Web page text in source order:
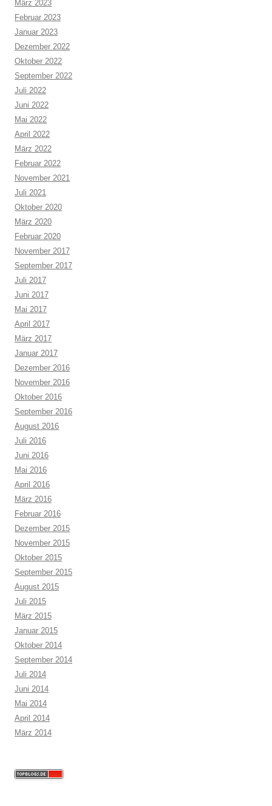
März 2023
Februar 2023
Januar 2023
Dezember 2022
Oktober 2022
September 2022
Juli 2022
Juni 2022
Mai 2022
April 2022
März 2022
Februar 2022
November 2021
Juli 2021
Oktober 2020
März 2020
Februar 2020
November 2017
September 2017
Juli 2017
Juni 2017
Mai 2017
April 2017
März 2017
Januar 2017
Dezember 2016
November 2016
Oktober 2016
September 2016
August 2016
Juli 2016
Juni 2016
Mai 2016
April 2016
März 2016
Februar 2016
Dezember 2015
November 2015
Oktober 2015
September 2015
August 2015
Juli 2015
März 2015
Januar 2015
Oktober 2014
September 2014
Juli 2014
Juni 2014
Mai 2014
April 2014
März 2014